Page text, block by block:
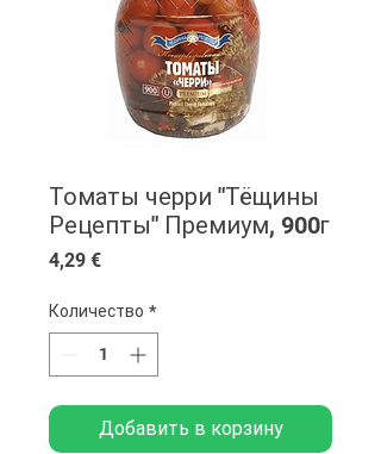
Томаты черри "Тёщины
Рецепты" Премиум, 900г
4,29 €Цена
Количество *
Добавить в корзину